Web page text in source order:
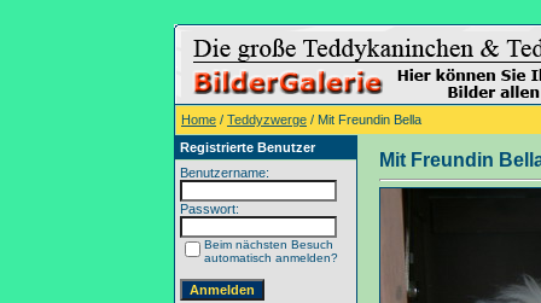
Home / Teddyzwerge / Mit Freundin Bella
Registrierte Benutzer
Benutzername:
Passwort:
Beim nächsten Besuch
automatisch anmelden?
Mit Freundin